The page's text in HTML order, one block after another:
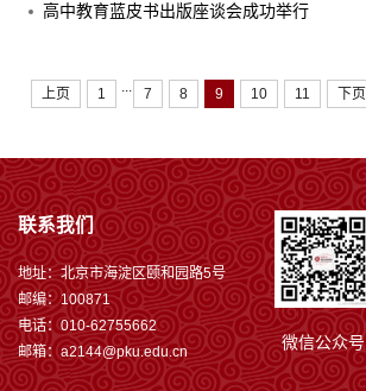
高中教育蓝皮书出版座谈会成功举行
上页 1 ... 7 8 9 10 11 下页
联系我们
地址：北京市海淀区颐和园路5号
邮编：100871
电话：010-62755662
邮箱：a2144@pku.edu.cn
微信公众号